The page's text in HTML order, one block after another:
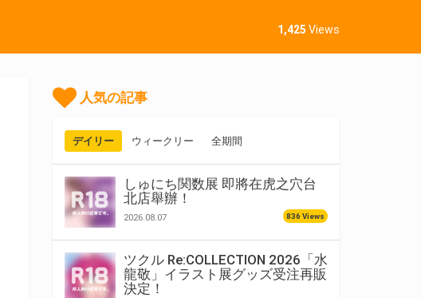
1,425 Views
人気の記事
デイリー ウィークリー 全期間
しゅにち関数展 即將在虎之穴台
北店舉辦！
2026.08.07 836 Views
ツクル Re:COLLECTION 2026「水
龍敬」イラスト展グッズ受注再販
決定！